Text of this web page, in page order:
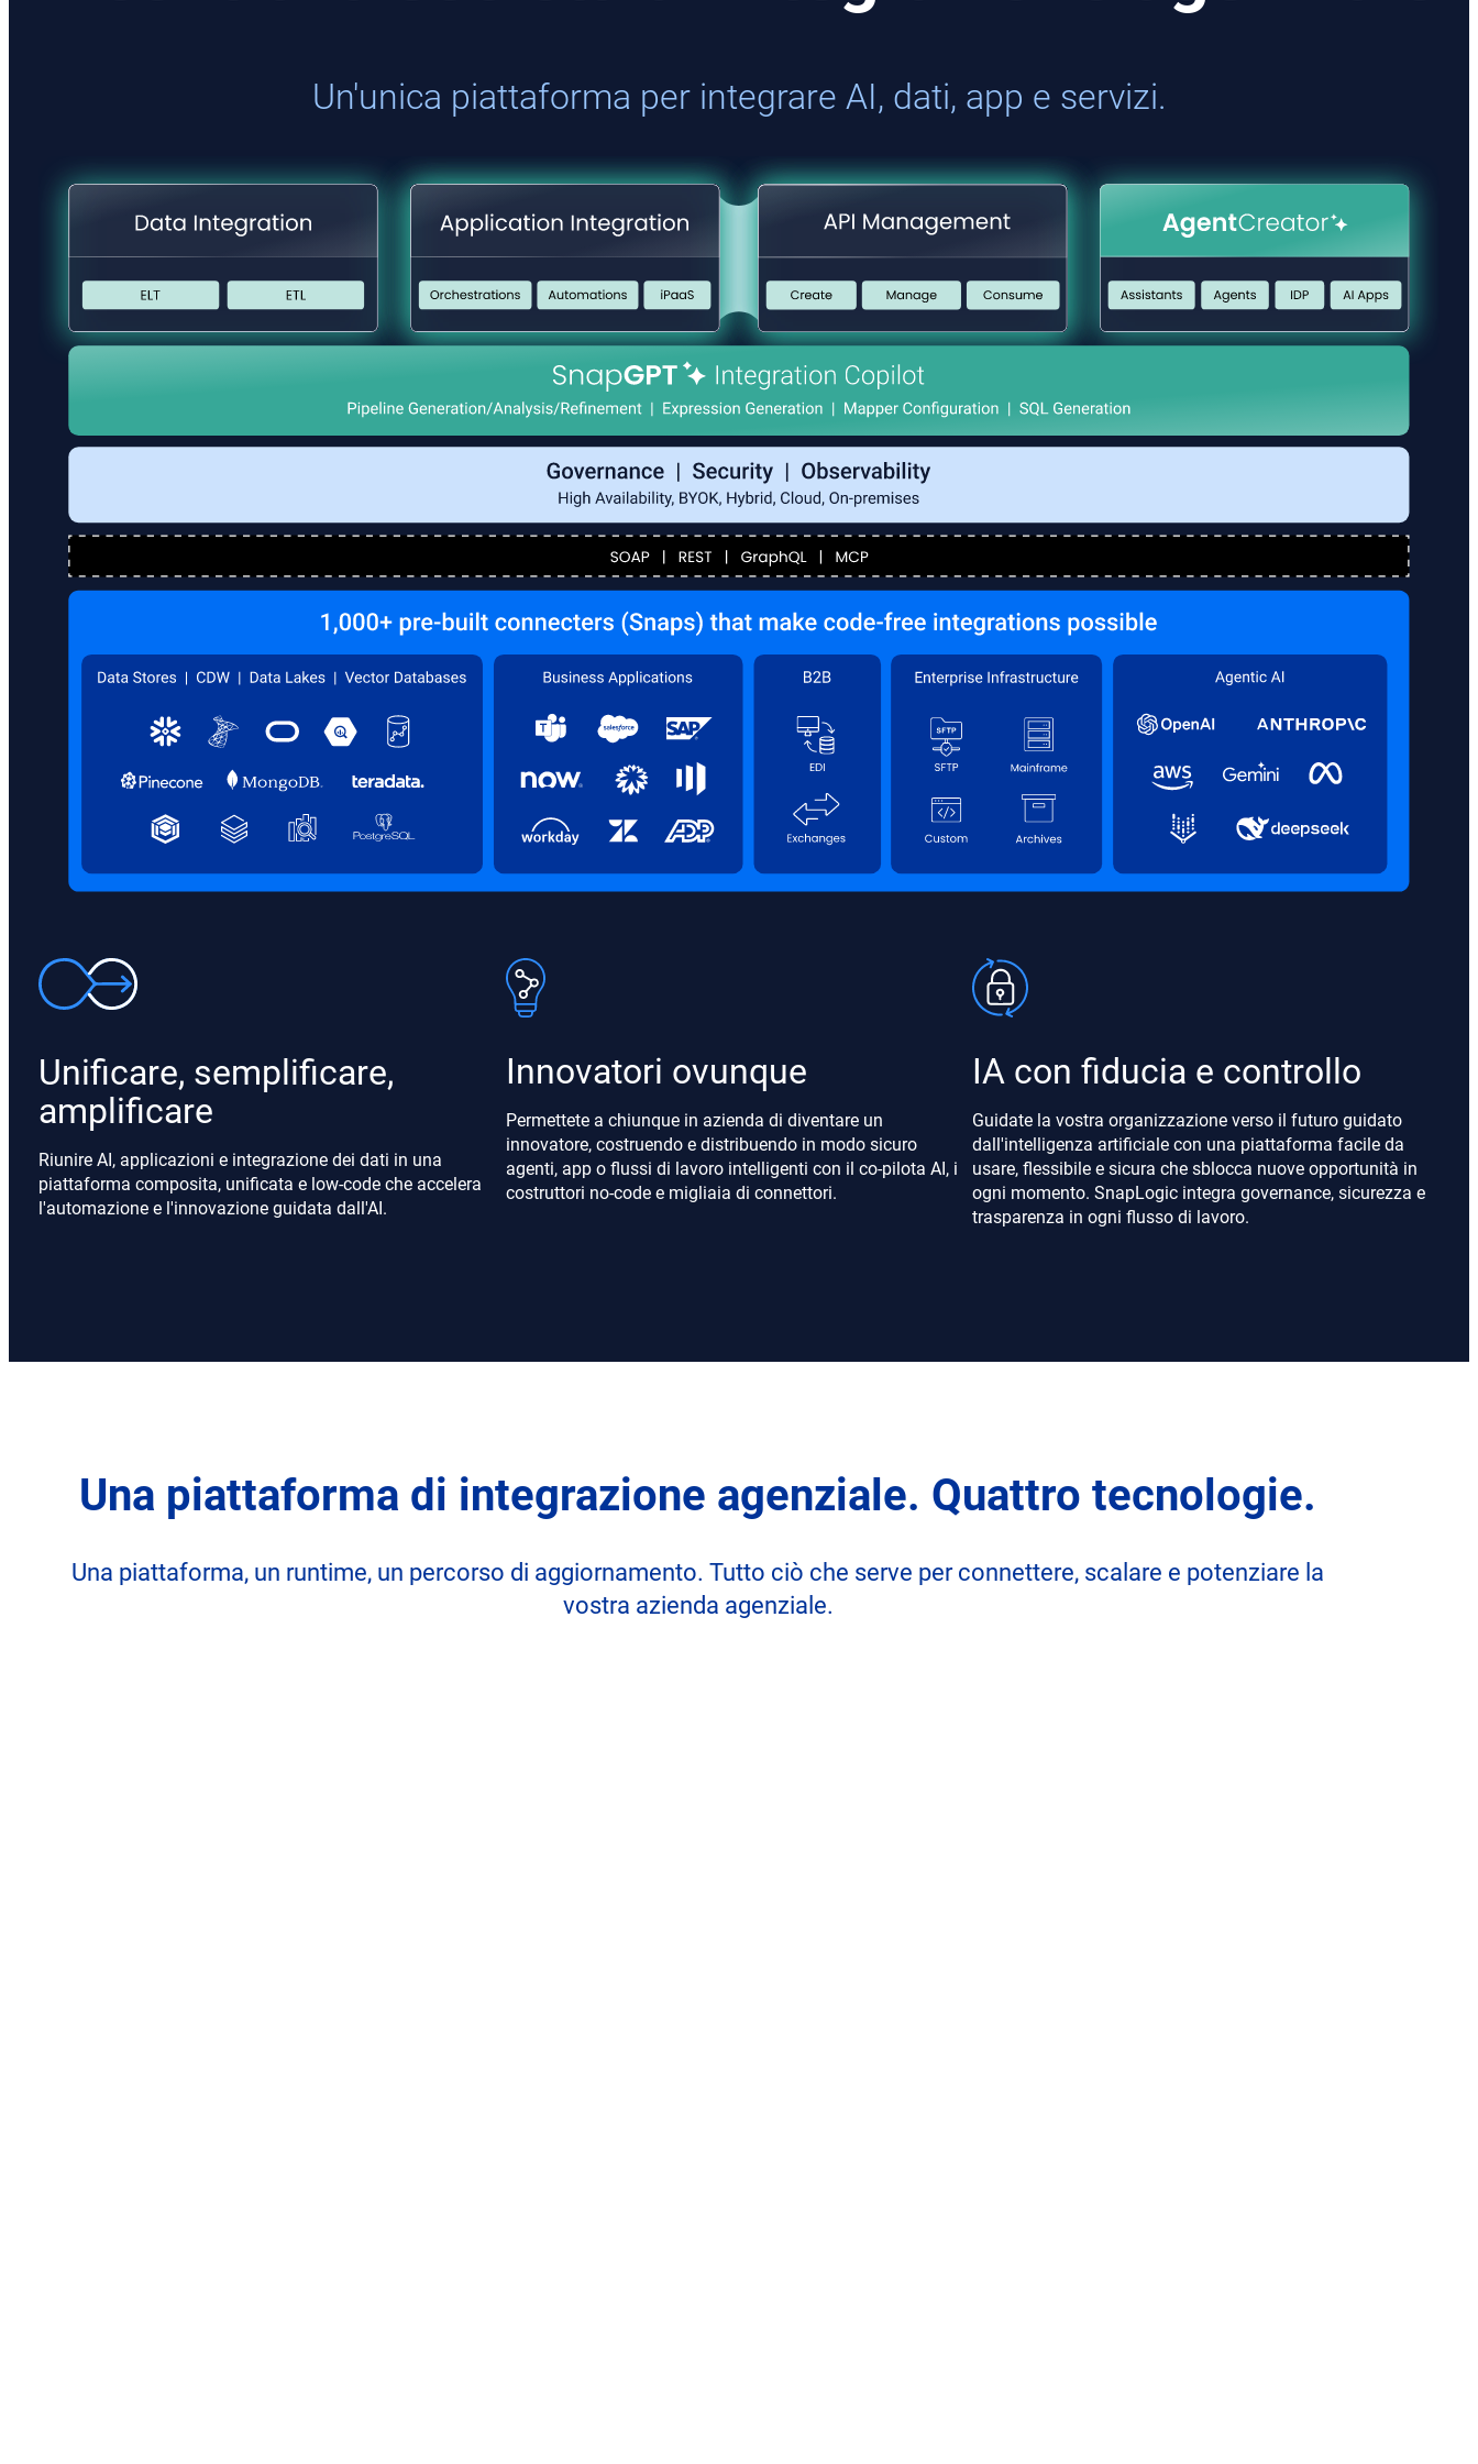
Un'unica piattaforma per integrare AI, dati, app e servizi.
Unificare, semplificare,
amplificare
Riunire AI, applicazioni e integrazione dei dati in una
piattaforma composita, unificata e low-code che accelera
l'automazione e l'innovazione guidata dall'AI.
Innovatori ovunque
Permettete a chiunque in azienda di diventare un
innovatore, costruendo e distribuendo in modo sicuro
agenti, app o flussi di lavoro intelligenti con il co-pilota AI, i
costruttori no-code e migliaia di connettori.
IA con fiducia e controllo
Guidate la vostra organizzazione verso il futuro guidato
dall'intelligenza artificiale con una piattaforma facile da
usare, flessibile e sicura che sblocca nuove opportunità in
ogni momento. SnapLogic integra governance, sicurezza e
trasparenza in ogni flusso di lavoro.
Una piattaforma di integrazione agenziale. Quattro tecnologie.
Una piattaforma, un runtime, un percorso di aggiornamento. Tutto ciò che serve per connettere, scalare e potenziare la
vostra azienda agenziale.